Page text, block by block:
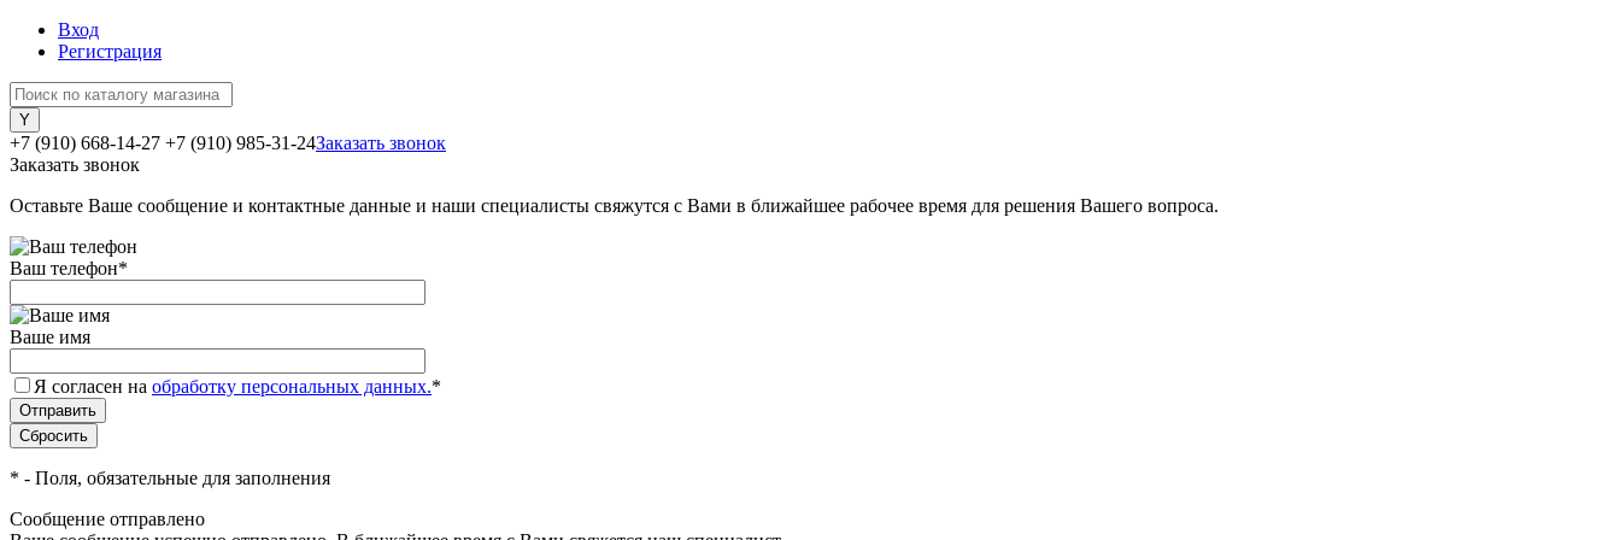
Вход
Регистрация
+7 (910) 668-14-27 +7 (910) 985-31-24Заказать звонок
Заказать звонок
Оставьте Ваше сообщение и контактные данные и наши специалисты свяжутся с Вами в ближайшее рабочее время для решения Вашего вопроса.
Ваш телефон*
Ваше имя
Я согласен на обработку персональных данных.*
* - Поля, обязательные для заполнения
Сообщение отправлено